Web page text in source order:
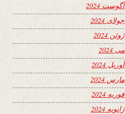
آگوست 2024
جولای 2024
ژوئن 2024
می 2024
آوریل 2024
مارس 2024
فوریه 2024
ژانویه 2024